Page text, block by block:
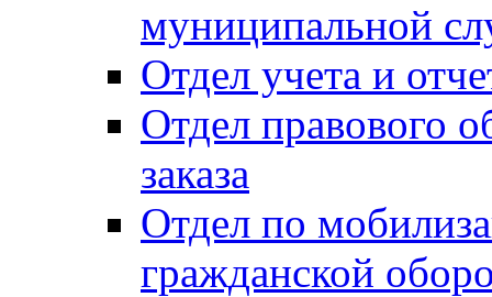
муниципальной
Отдел учета и
Отдел правового
заказа
Отдел по
гражданской